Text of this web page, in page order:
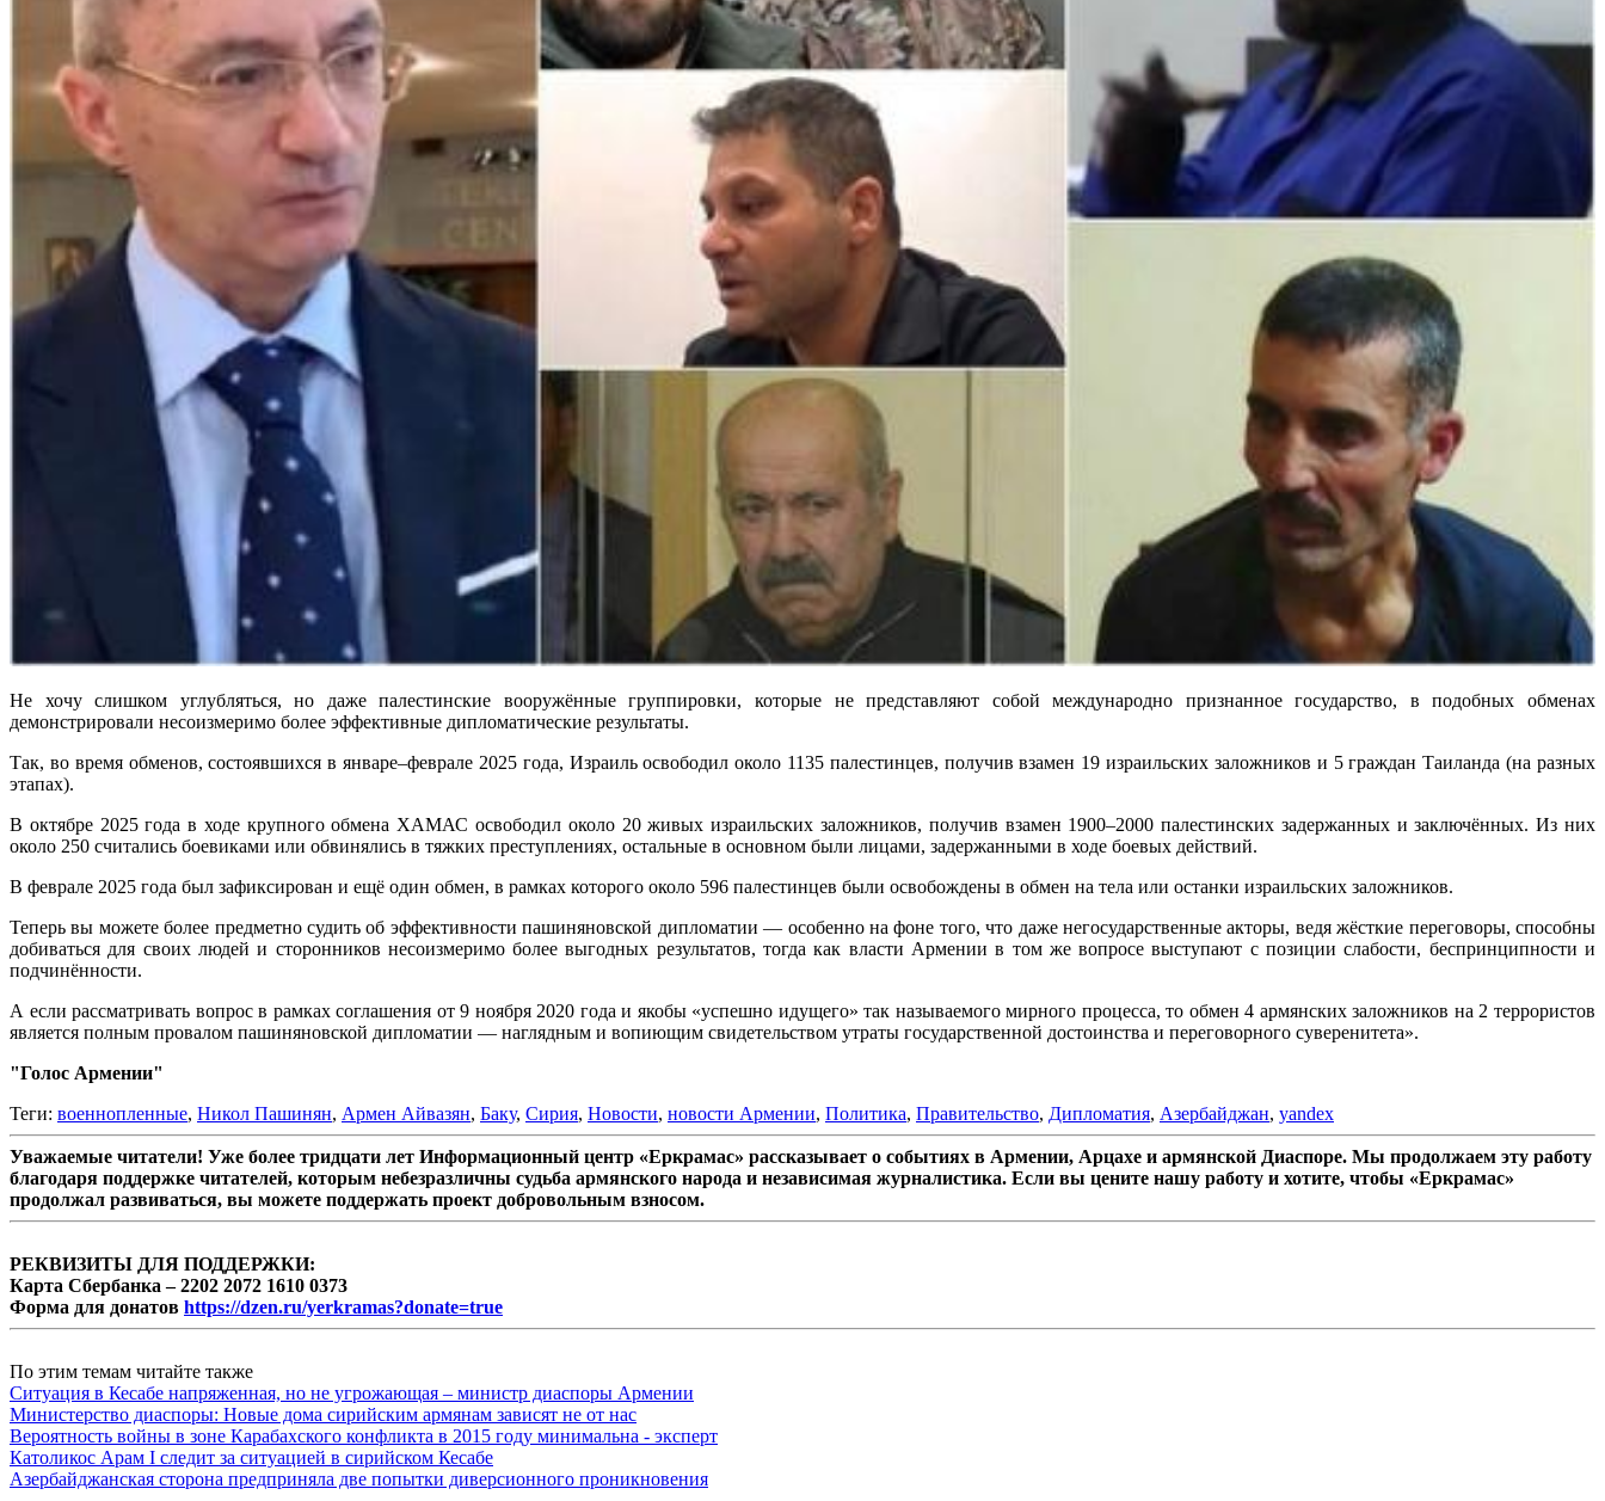
Не хочу слишком углубляться, но даже палестинские вооружённые группировки, которые не представляют собой международно признанное государство, в подобных обменах
демонстрировали несоизмеримо более эффективные дипломатические результаты.
Так, во время обменов, состоявшихся в январе–феврале 2025 года, Израиль освободил около 1135 палестинцев, получив взамен 19 израильских заложников и 5 граждан Таиланда (на разных
этапах).
В октябре 2025 года в ходе крупного обмена ХАМАС освободил около 20 живых израильских заложников, получив взамен 1900–2000 палестинских задержанных и заключённых. Из них
около 250 считались боевиками или обвинялись в тяжких преступлениях, остальные в основном были лицами, задержанными в ходе боевых действий.
В феврале 2025 года был зафиксирован и ещё один обмен, в рамках которого около 596 палестинцев были освобождены в обмен на тела или останки израильских заложников.
Теперь вы можете более предметно судить об эффективности пашиняновской дипломатии — особенно на фоне того, что даже негосударственные акторы, ведя жёсткие переговоры, способны
добиваться для своих людей и сторонников несоизмеримо более выгодных результатов, тогда как власти Армении в том же вопросе выступают с позиции слабости, беспринципности и
подчинённости.
А если рассматривать вопрос в рамках соглашения от 9 ноября 2020 года и якобы «успешно идущего» так называемого мирного процесса, то обмен 4 армянских заложников на 2 террористов
является полным провалом пашиняновской дипломатии — наглядным и вопиющим свидетельством утраты государственной достоинства и переговорного суверенитета».
"Голос Армении"
Теги: военнопленные, Никол Пашинян, Армен Айвазян, Баку, Сирия, Новости, новости Армении, Политика, Правительство, Дипломатия, Азербайджан, yandex
Уважаемые читатели! Уже более тридцати лет Информационный центр «Еркрамас» рассказывает о событиях в Армении, Арцахе и армянской Диаспоре. Мы продолжаем эту работу
благодаря поддержке читателей, которым небезразличны судьба армянского народа и независимая журналистика. Если вы цените нашу работу и хотите, чтобы «Еркрамас»
продолжал развиваться, вы можете поддержать проект добровольным взносом.
РЕКВИЗИТЫ ДЛЯ ПОДДЕРЖКИ:
Карта Сбербанка – 2202 2072 1610 0373
Форма для донатов https://dzen.ru/yerkramas?donate=true
По этим темам читайте также
Ситуация в Кесабе напряженная, но не угрожающая – министр диаспоры Армении
Министерство диаспоры: Новые дома сирийским армянам зависят не от нас
Вероятность войны в зоне Карабахского конфликта в 2015 году минимальна - эксперт
Католикос Арам I следит за ситуацией в сирийском Кесабе
Азербайджанская сторона предприняла две попытки диверсионного проникновения